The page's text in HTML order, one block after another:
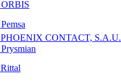
ORBIS
Pemsa
PHOENIX CONTACT, S.A.U.
Prysmian
Rittal